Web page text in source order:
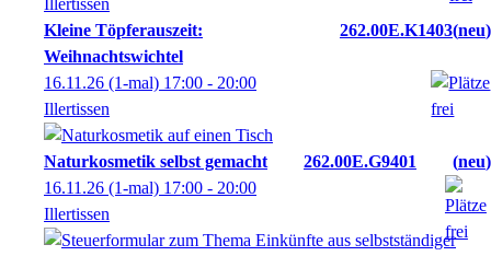
Illertissen
Kleine Töpferauszeit:
Weihnachtswichtel
262.00E.K1403 neu
16.11.26 (1-mal) 17:00 - 20:00
Illertissen
Naturkosmetik selbst gemacht 262.00E.G9401
neu
16.11.26 (1-mal) 17:00 - 20:00
Illertissen